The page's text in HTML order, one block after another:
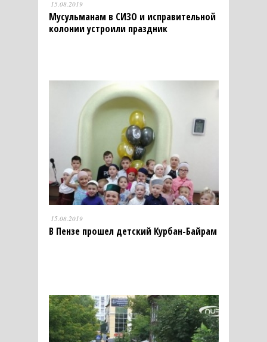
15.08.2019
Мусульманам в СИЗО и исправительной
колонии устроили праздник
15.08.2019
В Пензе прошел детский Курбан-Байрам